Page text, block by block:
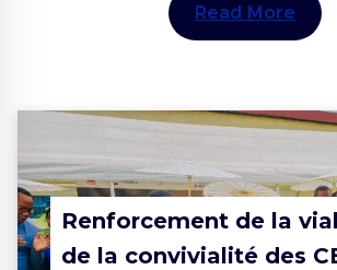
Read More
Renforcement de la
de la convivialité des